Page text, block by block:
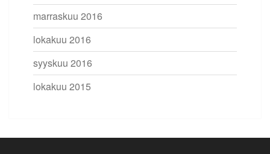
marraskuu 2016
lokakuu 2016
syyskuu 2016
lokakuu 2015